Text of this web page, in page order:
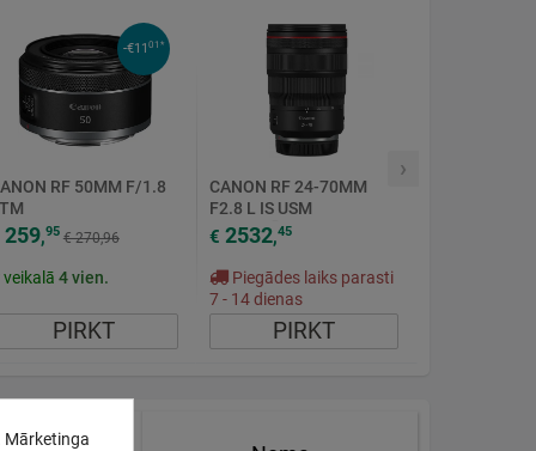
Mārketinga
›
-€1101*
RF 50MM F/1.8
259,95 € 270,96
veikalā 4 vien.
PIRKT
CANON RF 24-70MM
F2.8 L IS USM
OBJEKTĪVS
€ 2532,45
Piegādes laiks parasti
7 - 14 dienas
PIRKT